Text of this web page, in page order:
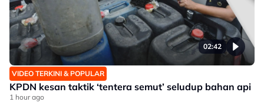
02:42
VIDEO TERKINI & POPULAR
KPDN kesan taktik ‘tentera semut’ seludup bahan api
1 hour ago